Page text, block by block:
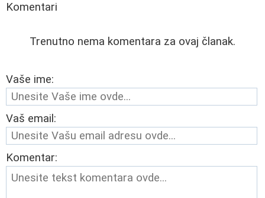
Komentari
Trenutno nema komentara za ovaj članak.
Vaše ime:
Vaš email:
Komentar: